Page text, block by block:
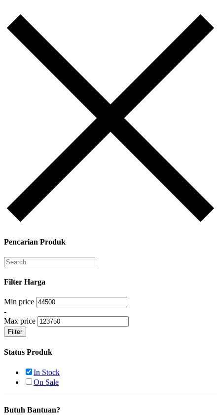
Pencarian Produk
Filter Harga
Min price
-
Max price
Filter
Status Produk
In Stock
On Sale
Butuh Bantuan?